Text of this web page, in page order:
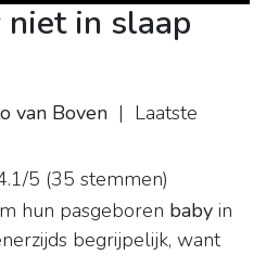
niet in slaap
van Boven | Laatste
5 (35 stemmen)
hun pasgeboren baby in
begrijpelijk, want